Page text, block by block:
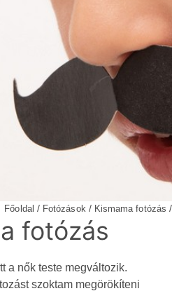
Főoldal / Fotózások / Kismama fotózás /
fotózás
a nők teste megváltozik.
szoktam megörökíteni